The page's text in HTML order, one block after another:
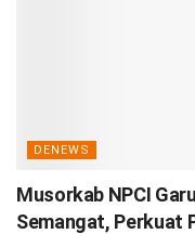
DENEWS
Musorkab NPCI
Semangat, Perkuat